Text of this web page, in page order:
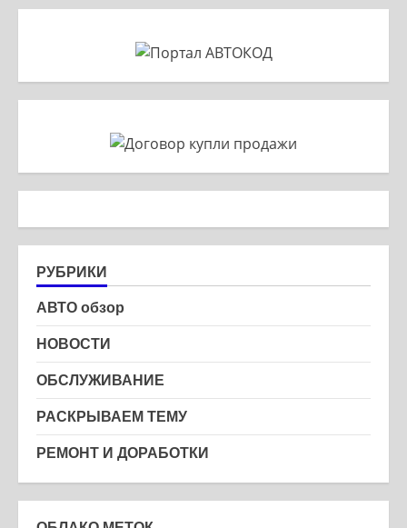
РУБРИКИ
АВТО обзор
НОВОСТИ
ОБСЛУЖИВАНИЕ
РАСКРЫВАЕМ ТЕМУ
РЕМОНТ И ДОРАБОТКИ